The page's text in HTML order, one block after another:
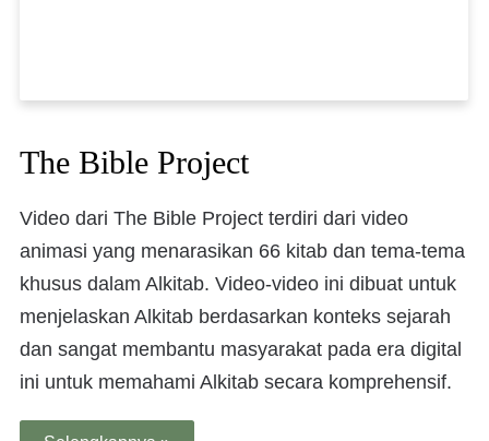
The Bible Project
Video dari The Bible Project terdiri dari video
animasi yang menarasikan 66 kitab dan tema-tema
khusus dalam Alkitab. Video-video ini dibuat untuk
menjelaskan Alkitab berdasarkan konteks sejarah
dan sangat membantu masyarakat pada era digital
ini untuk memahami Alkitab secara komprehensif.